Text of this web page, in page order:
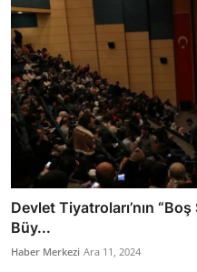
Devlet Tiyatroları’nın
Büy...
Haber Merkezi Ara 11, 2024